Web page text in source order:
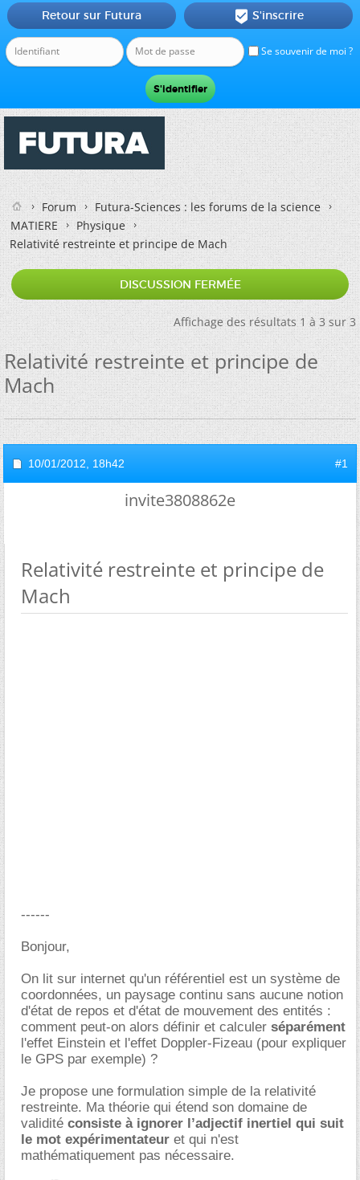
Se souvenir de moi ?
Retour sur Futura  S'inscrire
Forum
Futura-Sciences : les forums de la science
MATIERE
Physique
Relativité restreinte et principe de Mach
DISCUSSION FERMÉE
Affichage des résultats 1 à 3 sur 3
Relativité restreinte et principe de
Mach
10/01/2012, 18h42 #1
invite3808862e
Relativité restreinte et principe de
Mach
------
Bonjour,
On lit sur internet qu'un référentiel est un système de
coordonnées, un paysage continu sans aucune notion
d'état de repos et d'état de mouvement des entités :
comment peut-on alors définir et calculer séparément
l'effet Einstein et l'effet Doppler-Fizeau (pour expliquer
le GPS par exemple) ?
Je propose une formulation simple de la relativité
restreinte. Ma théorie qui étend son domaine de
validité consiste à ignorer l’adjectif inertiel qui suit
le mot expérimentateur et qui n'est
mathématiquement pas nécessaire.